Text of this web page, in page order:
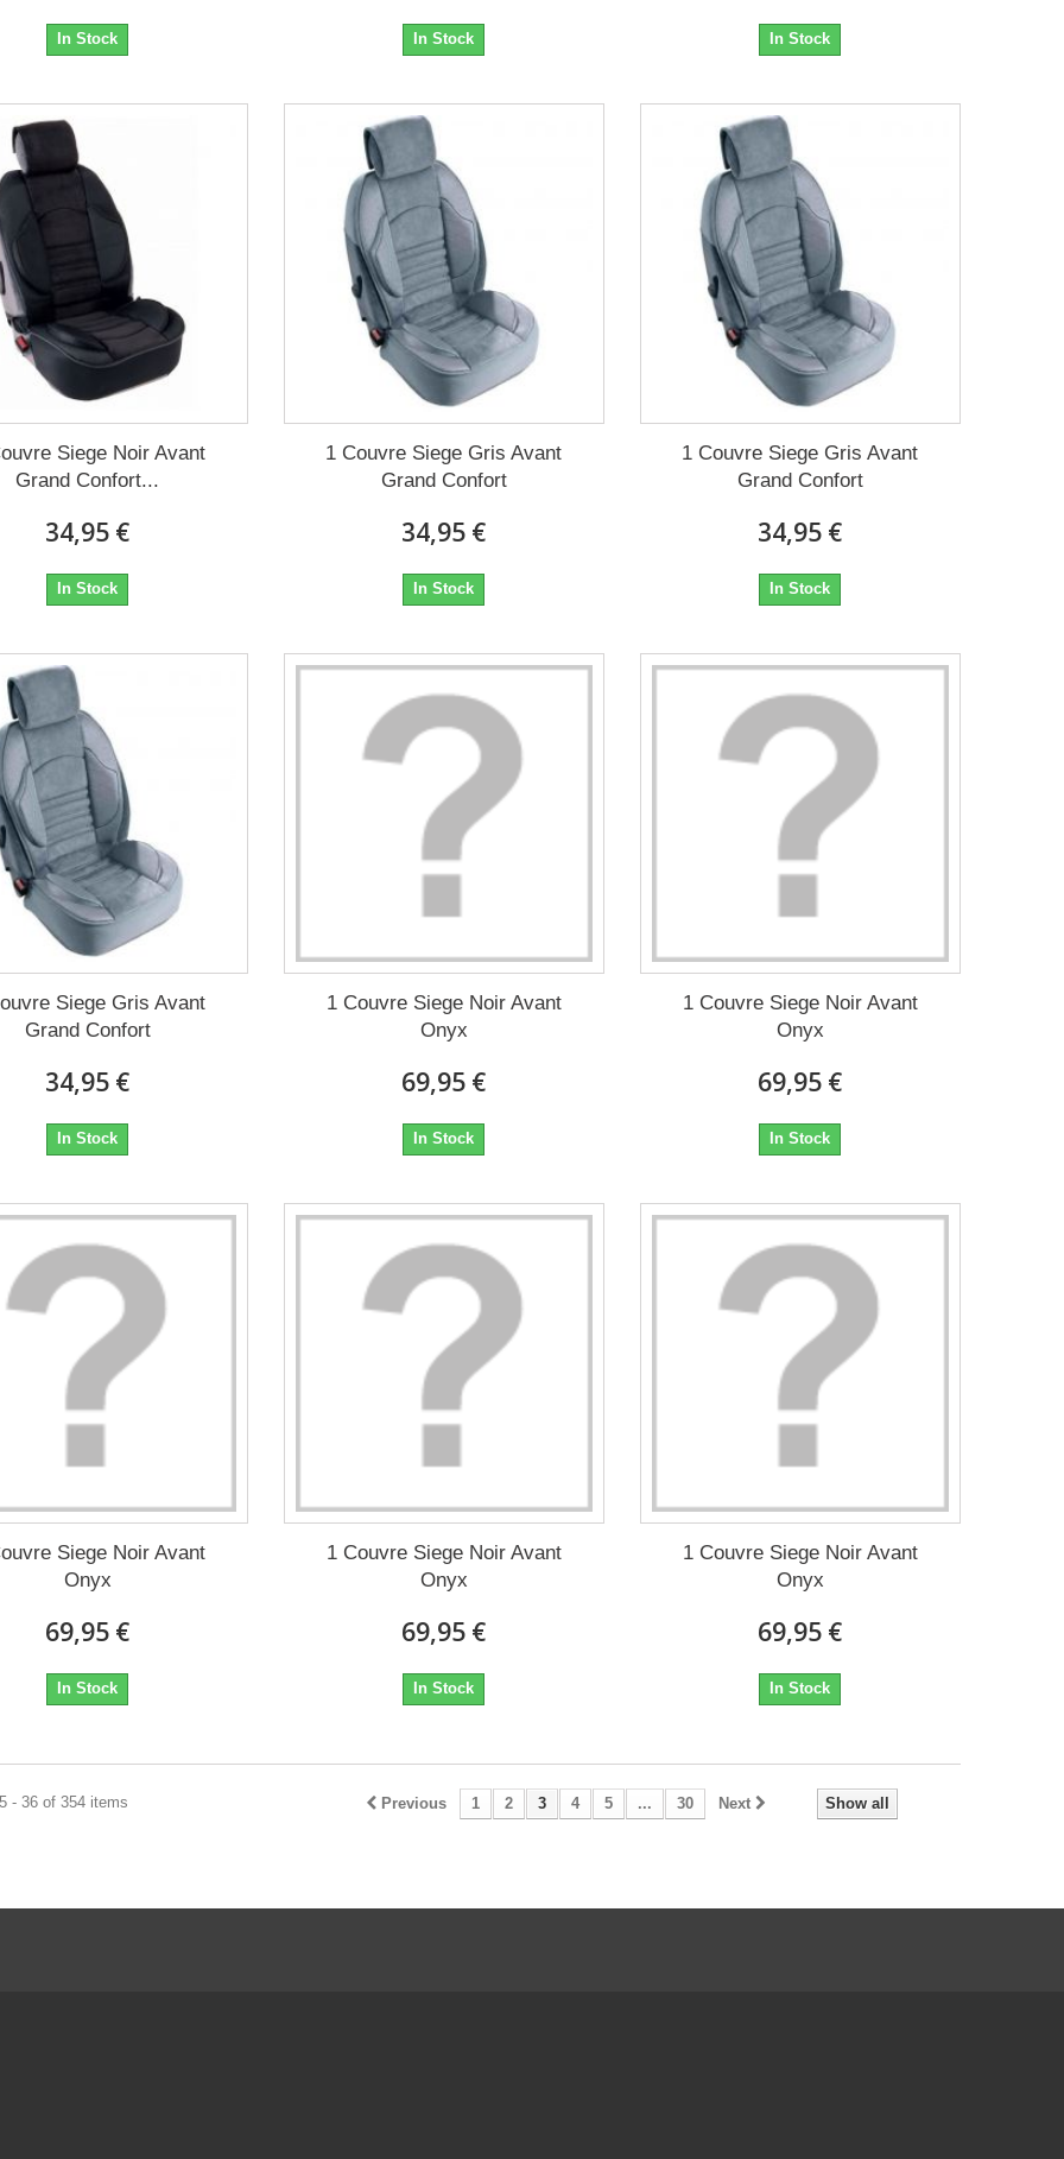
In Stock In Stock In Stock
Siege Noir Avant
Grand Confort...
34,95 €
In Stock
1 Couvre Siege Gris Avant
Grand Confort
34,95 €
In Stock
1 Couvre Siege Gris Avant
Grand Confort
34,95 €
In Stock
Siege Gris Avant
Grand Confort
34,95 €
In Stock
1 Couvre Siege Noir Avant
Onyx
69,95 €
In Stock
1 Couvre Siege Noir Avant
Onyx
69,95 €
In Stock
Siege Noir Avant
Onyx
69,95 €
In Stock
1 Couvre Siege Noir Avant
Onyx
69,95 €
In Stock
1 Couvre Siege Noir Avant
Onyx
69,95 €
In Stock
Show all
Previous 1 2 3 4 5 ... 30 Next
- 36 of 354 items